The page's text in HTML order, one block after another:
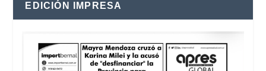
EDICIÓN IMPRESA